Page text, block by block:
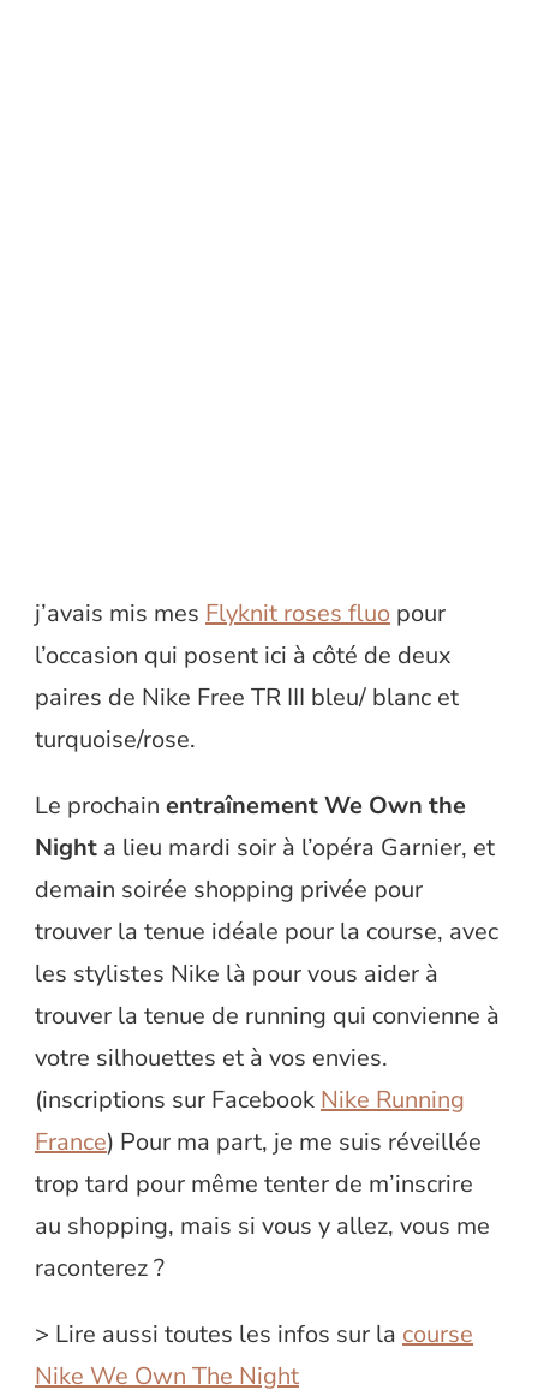
j’avais mis mes Flyknit roses fluo pour
l’occasion qui posent ici à côté de deux
paires de Nike Free TR III bleu/ blanc et
turquoise/rose.
Le prochain entraînement We Own the
Night a lieu mardi soir à l’opéra Garnier, et
demain soirée shopping privée pour
trouver la tenue idéale pour la course, avec
les stylistes Nike là pour vous aider à
trouver la tenue de running qui convienne à
votre silhouettes et à vos envies.
(inscriptions sur Facebook Nike Running
France) Pour ma part, je me suis réveillée
trop tard pour même tenter de m’inscrire
au shopping, mais si vous y allez, vous me
raconterez ?
> Lire aussi toutes les infos sur la course
Nike We Own The Night